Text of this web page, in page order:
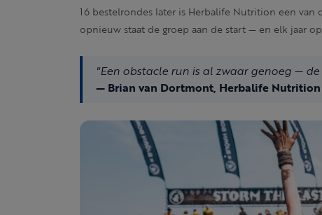
16 bestelrondes later is Herbalife Nutrition een van
opnieuw staat de groep aan de start — en elk jaar
"Een obstacle run is al zwaar genoeg —
— Brian van Dortmont, Herbalife Nutrition